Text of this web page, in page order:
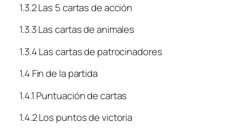
1.3.2 Las 5 cartas de acción
1.3.3 Las cartas de animales
1.3.4 Las cartas de patrocinadores
1.4 Fin de la partida
1.4.1 Puntuación de cartas
1.4.2 Los puntos de victoria